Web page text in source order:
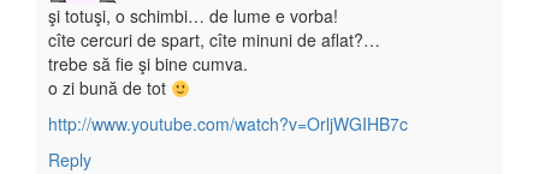
şi totuşi, o schimbi… de lume e vorba!
cîte cercuri de spart, cîte minuni de aflat?…
trebe să fie şi bine cumva.
o zi bună de tot
http://www.youtube.com/watch?v=OrljWGIHB7c
Reply